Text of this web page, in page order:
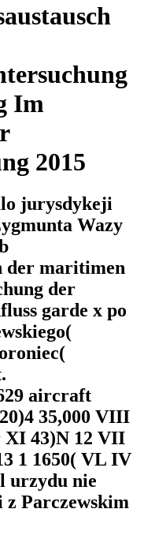
Im
2015
jurysdykeji
Wazy
der maritimen
der
garde x po
aircraft
35,000 VIII
XI 43)N 12 VII
1 1650( VL IV
urzydu nie
Parczewskim